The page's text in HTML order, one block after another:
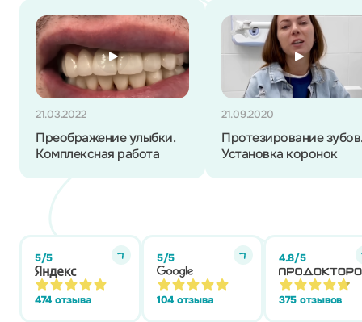
21.03.2022
Преображение улыбки.
Комплексная работа
21.09.2020
Протезирование зубов.
Установка коронок
5/5
474 отзыва
5/5
104 отзыва
4.8/5
375 отзывов